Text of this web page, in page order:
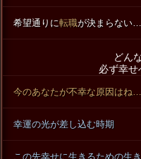
希望通りに転職が決まらない…
どん
必ず幸せ
今のあなたが不幸な原因はね…
幸運の光が差し込む時期
この先幸せに生きるための生